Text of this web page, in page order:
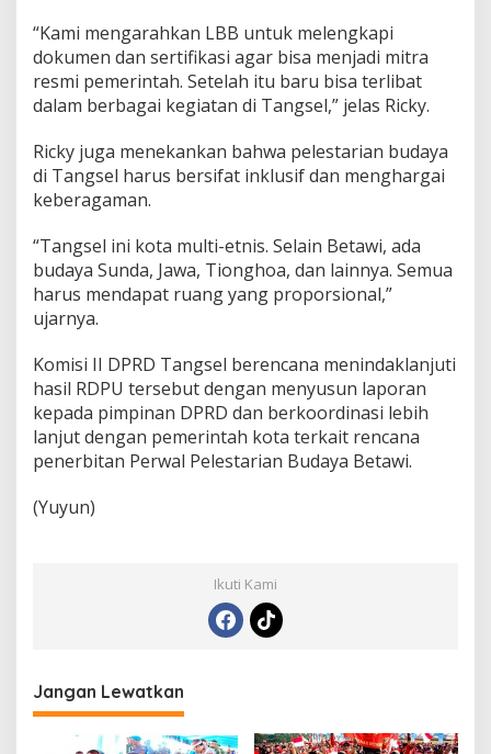
“Kami mengarahkan LBB untuk melengkapi
dokumen dan sertifikasi agar bisa menjadi mitra
resmi pemerintah. Setelah itu baru bisa terlibat
dalam berbagai kegiatan di Tangsel,” jelas Ricky.
Ricky juga menekankan bahwa pelestarian budaya
di Tangsel harus bersifat inklusif dan menghargai
keberagaman.
“Tangsel ini kota multi-etnis. Selain Betawi, ada
budaya Sunda, Jawa, Tionghoa, dan lainnya. Semua
harus mendapat ruang yang proporsional,”
ujarnya.
Komisi II DPRD Tangsel berencana menindaklanjuti
hasil RDPU tersebut dengan menyusun laporan
kepada pimpinan DPRD dan berkoordinasi lebih
lanjut dengan pemerintah kota terkait rencana
penerbitan Perwal Pelestarian Budaya Betawi.
(Yuyun)
Ikuti Kami
Jangan Lewatkan